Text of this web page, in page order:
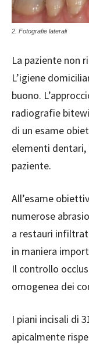
2. Fotografie laterali
La paziente non
L’igiene
buono.
radiografie
di un esame
elementi
paziente.
All’esame
numerose
a restauri
in maniera
Il controllo
omogenea dei
I piani incisali di
apicalmente